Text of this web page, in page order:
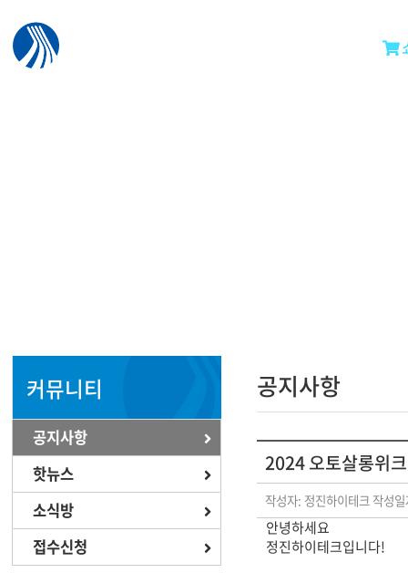
커뮤니티
공지사항
핫뉴스
소식방
접수신청
공지사항
2024 오토살롱위
작성자: 정진하이테크 작성
안녕하세요
정진하이테크입니다!